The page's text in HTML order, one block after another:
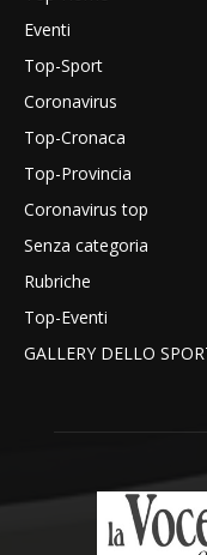
Eventi
Top-Sport
Coronavirus
Top-Cronaca
Top-Provincia
Coronavirus top
Senza categoria
Rubriche
Top-Eventi
GALLERY DELLO